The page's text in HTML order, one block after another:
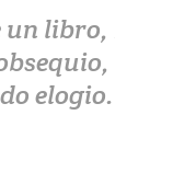
un libro,
elogio.